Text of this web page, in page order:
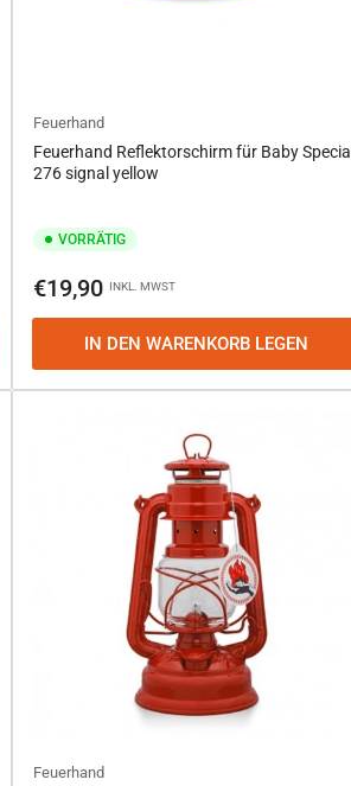
Feuerhand
Feuerhand Reflektorschirm für Baby Special
276 signal yellow
VORRÄTIG
Normaler
€19,90 INKL. MWST
IN DEN WARENKORB LEGEN
Feuerhand